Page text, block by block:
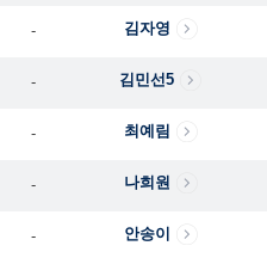
- 김자영
- 김민선5
- 최예림
- 나희원
- 안송이